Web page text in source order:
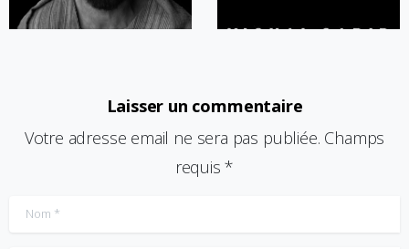
Laisser un commentaire
Votre adresse email ne sera pas publiée. Champs
requis *
Nom*